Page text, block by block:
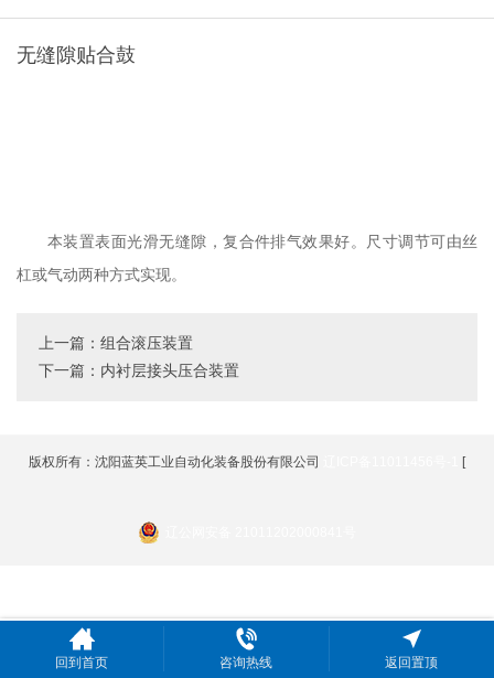
回到首页 咨询热线 返回置顶
无缝隙贴合鼓
本装置表面光滑无缝隙，复合件排气效果好。尺寸调节可由丝
杠或气动两种方式实现。
上一篇：组合滚压装置
下一篇：内衬层接头压合装置
版权所有：沈阳蓝英工业自动化装备股份有限公司 [